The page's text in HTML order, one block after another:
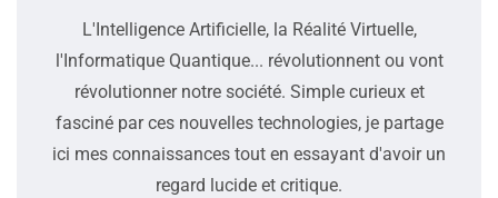
L'Intelligence Artificielle, la Réalité Virtuelle,
l'Informatique Quantique... révolutionnent ou vont
révolutionner notre société. Simple curieux et
fasciné par ces nouvelles technologies, je partage
ici mes connaissances tout en essayant d'avoir un
regard lucide et critique.